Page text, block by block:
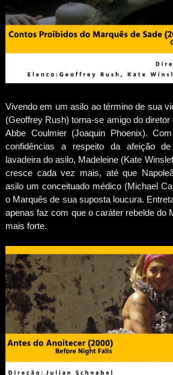
Vivendo em um asilo ao término de sua
(Geoffrey Rush) torna-se amigo do
Abbe Coulmier (Joaquin Phoenix).
confidências a respeito da afeição
lavadeira do asilo, Madeleine (Kate
cresce cada vez mais, até que
asilo um conceituado médico (Michael
o Marquês de sua suposta loucura.
apenas faz com que o caráter rebelde do
mais forte.